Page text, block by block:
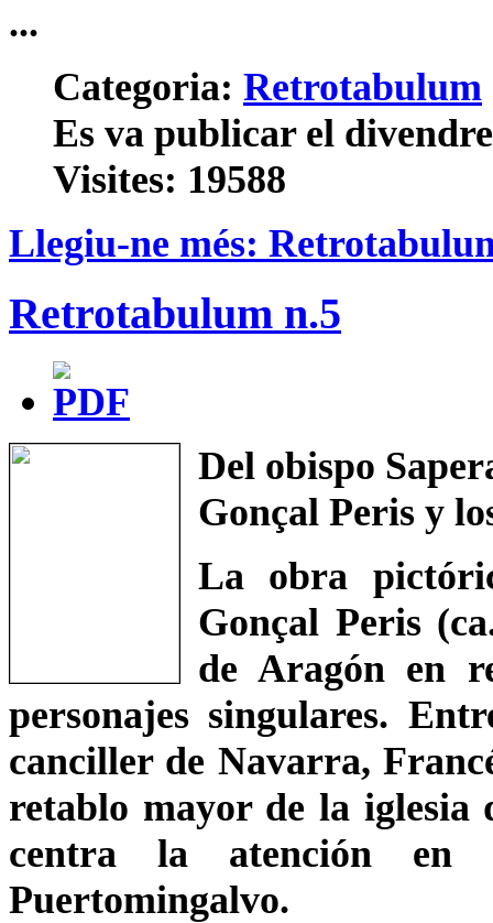
...
Categoria: Retrotabulum
Es va publicar el
Visites: 19588
Llegiu-ne més:
Retrotabulum n.5
Del obispo
Gonçal Peris y
La obra
Gonçal Peris
de Aragón en
personajes singulares.
canciller de Navarra,
retablo mayor de la iglesia
centra la atención
Puertomingalvo.